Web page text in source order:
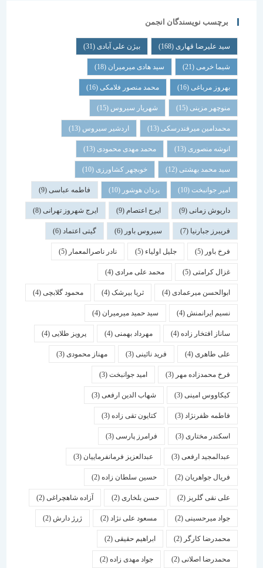
برچسب نویسندگان انجمن
سید علیرضا قهاری(168) بیژن علی آبادی(31)
شیما خرمی(21) سید هادی میرمیران(18)
بهروز مرباغی (16) محمد منصور فلامکی (16)
منوچهر مزینی(15) شهریار سیروس(15)
محمدامین میرفندرسکی(13) اردشیر سیروس(13)
انوشه منصوری(13) محمد مهدی محمودی(13)
سید محمد بهشتی(12) خوبچهر کشاورزی(10)
امیر جوانبخت(10) یزدان هوشور(10) فاطمه عباسی(9)
داریوش زمانی(9) ایرج اعتصام(9) ایرج شهروز تهرانی(8)
فریبرز جبارنیا(7) سیروس باور(6) گیتی اعتماد(6)
فرخ باور(5) جلیل اولیاء(5) نادر ناصرالمعمار (5)
غزال کرامتی(5) محمد علی مرادی(4)
ابوالحسن میرعمادی(4) ثریا بیرشک(4) محمود گلابچی(4)
نسیم ایرانمنش(4) سید حمید میرمیران(4)
ساناز افتخار زاده(4) مهرداد بهمنی (4) پرویز طلایی(4)
علی طاهری(4) فرید نائینی(3) مهناز محمودی(3)
فرخ محمدزاده مهر(3) امید جوانبخت(3)
کیکاووس امینی(3) شهاب الدین ارفعی(3)
فاطمه ظفرنژاد(3) کتایون تقی زاده(3)
اسكندر مختاری (3) فرامرز پارسی(3)
عبدالمجید ارفعی(3) عبدالعزیز فرمانفرماییان(3)
فریال جواهریان(2) حسین سلطان زاده(2)
علی نقی گلریز(2) حسن بلخاری(2) آزاده شاهچراغی(2)
جواد میرحسینی(2) مسعود علی نژاد(2) ژرژ دارش (2)
محمدرضا کارگر(2) ابراهیم حقیقی(2)
محمدرضا اصلانی(2) جواد مهدی زاده(2)